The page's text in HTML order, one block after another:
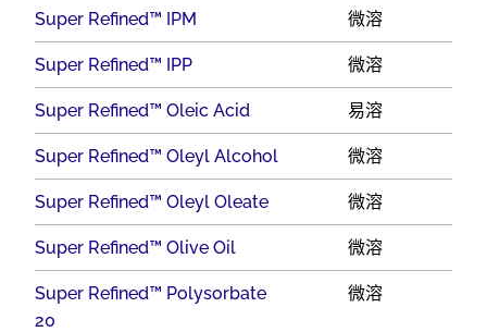
Super Refined™ IPM 微溶
Super Refined™ IPP 微溶
Super Refined™ Oleic Acid 易溶
Super Refined™ Oleyl Alcohol 微溶
Super Refined™ Oleyl Oleate 微溶
Super Refined™ Olive Oil 微溶
Super Refined™ Polysorbate
20
微溶